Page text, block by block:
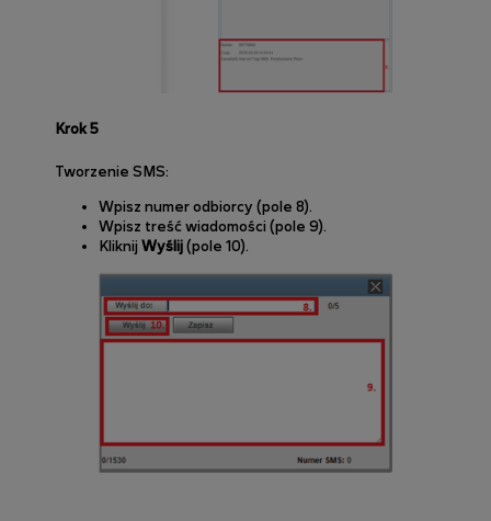
Krok 5
Tworzenie SMS:
Wpisz numer odbiorcy (pole 8).
Wpisz treść wiadomości (pole 9).
Kliknij Wyślij(pole 10).